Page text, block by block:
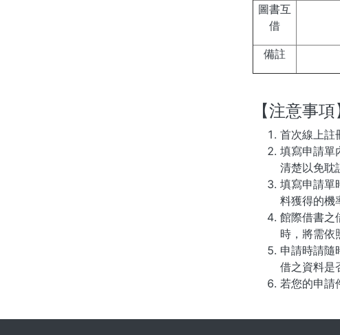
圖書互
借
備註
【注意事項
首次線上註
填寫申請單
清楚以免耽
填寫申請單
料獲得的機
館際借書之
時，將需依
申請時請隨
借之資料是
若您的申請